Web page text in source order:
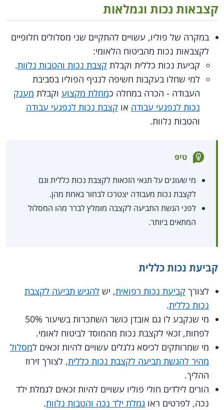
קצבאות נכות וגמלאות
במקרה של פוליו, עשויים להתקיים שני מסלולים חלופיים
לקצבאות נכות מהביטוח הלאומי:
קביעת נכות כללית וקבלת קצבת נכות והטבות נלוות.
למי שחלו בעקבות חשיפה לנגיף הפוליו בסביבת
העבודה - הכרה במחלה כמחלת מקצוע וקבלת מענק
נכות לנפגעי עבודה או קצבת נכות לנפגעי עבודה
והטבות נלוות.
טיפ
מי שעונים על תנאי הזכאות לקצבת נכות כללית וגם
לקצבת נכות מעבודה יצטרכו לבחור באחת מהן.
לפני הגשת התביעה לקצבה מומלץ לברר מהו המסלול
המתאים ביותר.
קביעת נכות כללית
לצורך קביעת נכות רפואית, יש להגיש תביעה לקצבת
נכות כללית.
מי שנקבע לו גם אובדן כושר השתכרות בשיעור 50%
לפחות, זכאי לקצבת נכות מהמוסד לביטוח לאומי.
מי שמרותקים לכיסא גלגלים עשויים להיות זכאים למסלול
מהיר להגשת תביעה לקצבת נכות כללית, לצורך זירוז
ההליך.
הורים לילדים חולי פוליו עשויים להיות זכאים לגמלת ילד
נכה, לפרטים ראו גמלת ילד נכה והטבות נלוות.